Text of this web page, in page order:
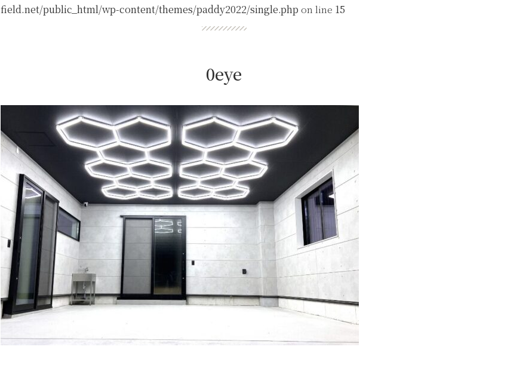
field.net/public_html/wp-content/themes/paddy2022/single.php on line 15
0eye